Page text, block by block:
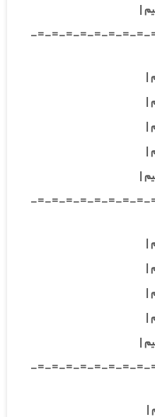
-=-=-=-=-=-=-=-
-=-=-=-=-=-=-=-
-=-=-=-=-=-=-=-